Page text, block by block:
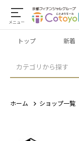
メニュー
カテゴリから探す
トップ 新着
ホーム ショップ一覧